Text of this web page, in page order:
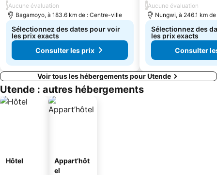
/Aucune évaluation
Bagamoyo, à 183.6 km de : Centre-ville
Sélectionnez des dates pour voir
les prix exacts
Consulter les prix
/Aucune évaluation
Nungwi, à 246.1 km
Sélectionnez des
les prix exacts
Consulter
Voir tous les hébergements pour Utende
Utende : autres hébergements
Hôtel
Appart’hôt
el